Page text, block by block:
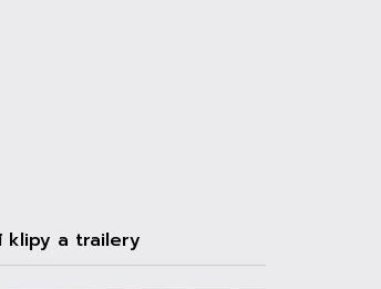
klipy a trailery